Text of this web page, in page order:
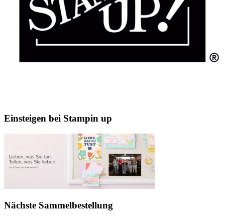
Einsteigen bei Stampin up
Nächste Sammelbestellung